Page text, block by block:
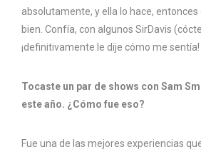
absolutamente, y ella lo hace,
bien. Confía, con algunos SirDavis
¡definitivamente le dije cómo me sentía!
Tocaste un par de shows con Sam
este año. ¿Cómo fue eso?
Fue una de las mejores experiencias